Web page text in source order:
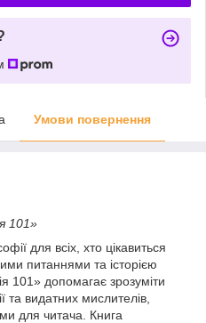
Умови повернення
101»
для всіх, хто цікавиться
питаннями та історією
101» допомагає зрозуміти
та видатних мислителів,
для читача. Книга